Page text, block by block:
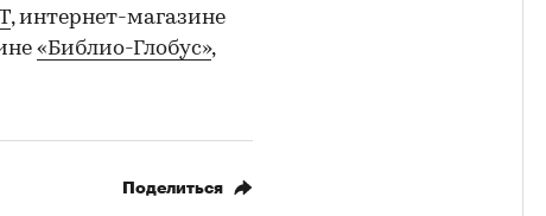
, интернет-магазине
«Библио-Глобус»,
Поделиться